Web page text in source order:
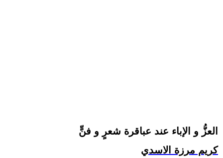
العزُّ و الإباء عند عباقرة شعرٍ و فنٍّ
كريم مرزة الاسدي